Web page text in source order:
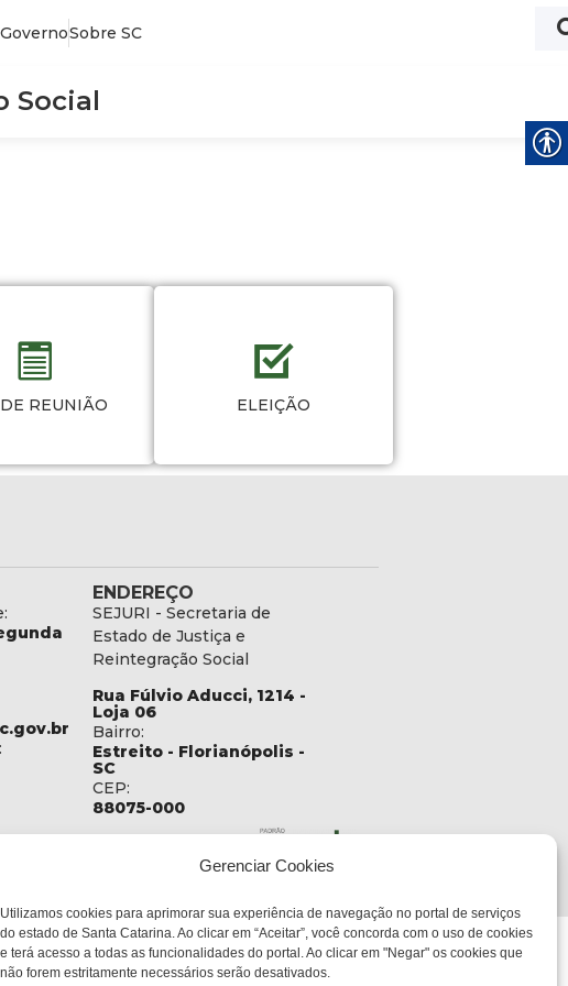
Gerenciar Cookies
Utilizamos cookies para aprimorar sua experiência de navegação no portal de serviços
do estado de Santa Catarina. Ao clicar em “Aceitar”, você concorda com o uso de cookies
e terá acesso a todas as funcionalidades do portal. Ao clicar em "Negar" os cookies que
não forem estritamente necessários serão desativados.
Sobre SC
Social
REUNIÃO ELEIÇÃO
ENDEREÇO
SEJURI - Secretaria de
Estado de Justiça e
Reintegração Social
Rua Fúlvio Aducci, 1214 -
Loja 06
Bairro:
Estreito - Florianópolis -
SC
CEP:
88075-000
CIASC